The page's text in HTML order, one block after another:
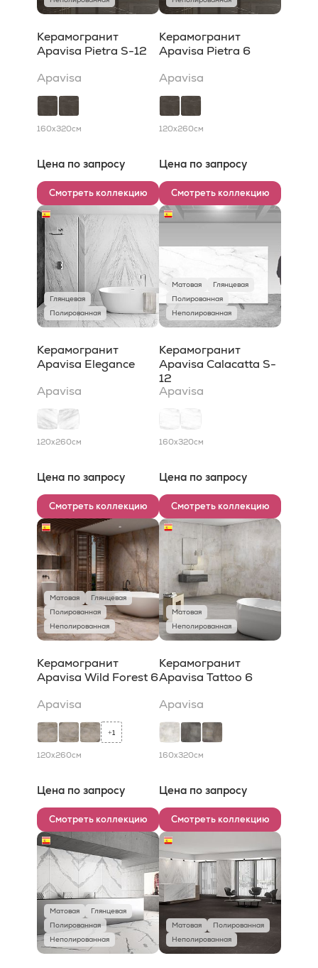
Керамогранит
Apavisa Pietra S-12
Apavisa
160x320см
Цена по запросу
Смотреть коллекцию
Керамогранит
Apavisa Pietra 6
Apavisa
120x260см
Цена по запросу
Смотреть коллекцию
Глянцевая
Полированная
Керамогранит
Apavisa Elegance
Apavisa
120x260см
Цена по запросу
Смотреть коллекцию
Матовая
Глянцевая
Полированная
Неполированная
Керамогранит
Apavisa Calacatta S-
12
Apavisa
160x320см
Цена по запросу
Смотреть коллекцию
Матовая
Глянцевая
Полированная
Неполированная
Керамогранит
Apavisa Wild Forest 6
Apavisa
+1
120x260см
Цена по запросу
Смотреть коллекцию
Матовая
Неполированная
Керамогранит
Apavisa Tattoo 6
Apavisa
160x320см
Цена по запросу
Смотреть коллекцию
Матовая
Глянцевая
Полированная
Неполированная
Матовая
Полированная
Неполированная